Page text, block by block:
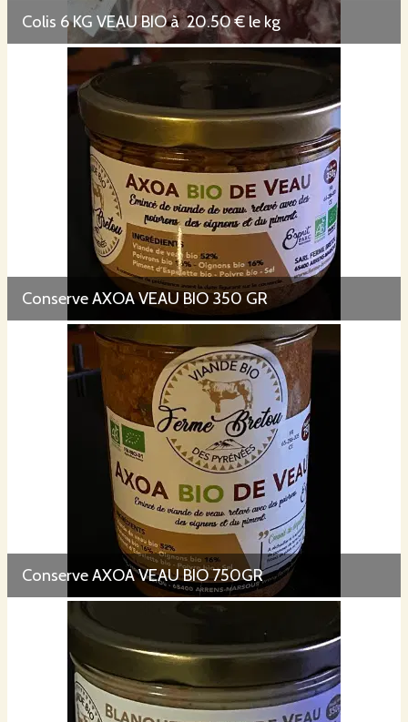
Colis 6 KG VEAU BIO à 20.50 € le kg
Conserve AXOA VEAU BIO 350 GR
Conserve AXOA VEAU BIO 750GR